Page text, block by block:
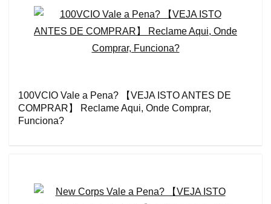
100VCIO Vale a Pena? 【VEJA ISTO ANTES DE
COMPRAR】 Reclame Aqui, Onde Comprar,
Funciona?